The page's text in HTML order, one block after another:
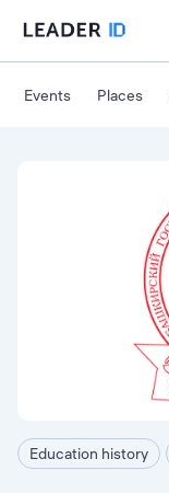
Events Places
Education history